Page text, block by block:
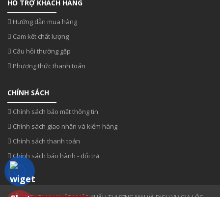
HỖ TRỢ KHÁCH HÀNG
Hướng dẫn mua hàng
Cam kết chất lượng
Câu hỏi thường gặp
Phương thức thanh toán
CHÍNH SÁCH
Chính sách bảo mật thông tin
Chính sách giao nhận và kiểm hàng
Chính sách thanh toán
Chính sách bảo hành - đổi trả